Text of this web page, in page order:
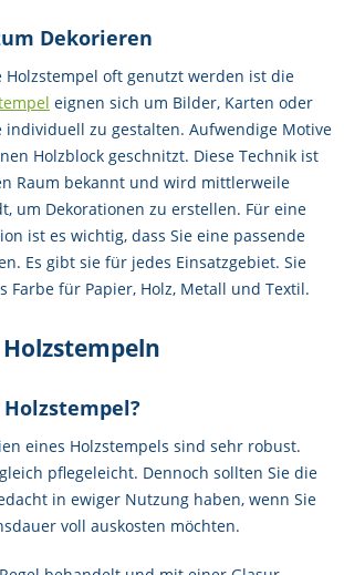
Dekorieren
Holzstempel oft genutzt werden ist die
eignen sich um Bilder, Karten oder
individuell zu gestalten. Aufwendige Motive
Holzblock geschnitzt. Diese Technik ist
Raum bekannt und wird mittlerweile
um Dekorationen zu erstellen. Für eine
ist es wichtig, dass Sie eine passende
Es gibt sie für jedes Einsatzgebiet. Sie
Farbe für Papier, Holz, Metall und Textil.
eines Holzstempels sind sehr robust.
pflegeleicht. Dennoch sollten Sie die
in ewiger Nutzung haben, wenn Sie
voll auskosten möchten.